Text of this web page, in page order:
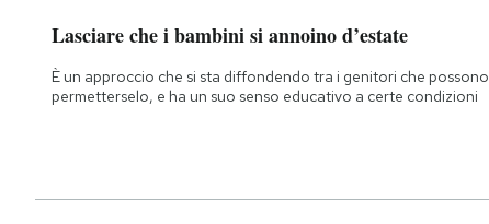
Lasciare che i bambini si annoino d’estate
È un approccio che si sta diffondendo tra i genitori che possono
permetterselo, e ha un suo senso educativo a certe condizioni